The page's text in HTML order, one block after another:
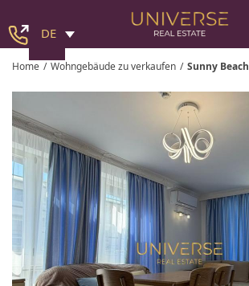
DE
Home / Wohngebäude zu verkaufen / Sunny Beach